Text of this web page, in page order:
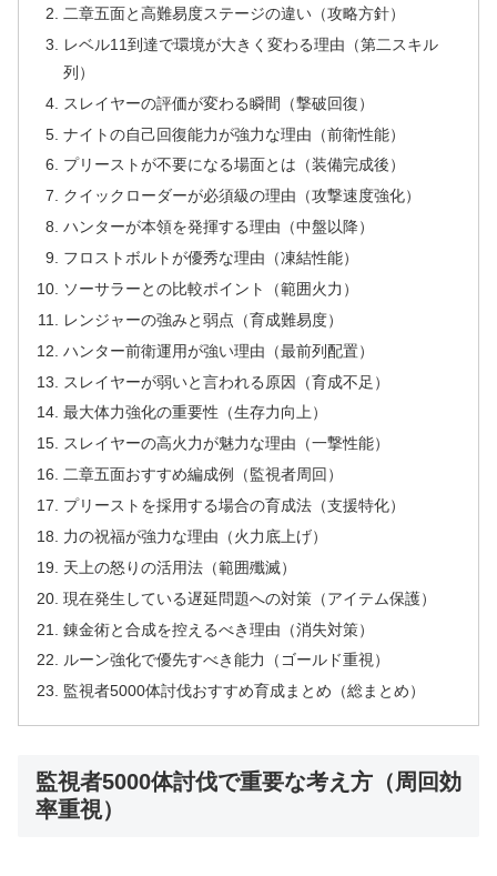
二章五面と高難易度ステージの違い（攻略方針）
レベル11到達で環境が大きく変わる理由（第二スキル
列）
スレイヤーの評価が変わる瞬間（撃破回復）
ナイトの自己回復能力が強力な理由（前衛性能）
プリーストが不要になる場面とは（装備完成後）
クイックローダーが必須級の理由（攻撃速度強化）
ハンターが本領を発揮する理由（中盤以降）
フロストボルトが優秀な理由（凍結性能）
ソーサラーとの比較ポイント（範囲火力）
レンジャーの強みと弱点（育成難易度）
ハンター前衛運用が強い理由（最前列配置）
スレイヤーが弱いと言われる原因（育成不足）
最大体力強化の重要性（生存力向上）
スレイヤーの高火力が魅力な理由（一撃性能）
二章五面おすすめ編成例（監視者周回）
プリーストを採用する場合の育成法（支援特化）
力の祝福が強力な理由（火力底上げ）
天上の怒りの活用法（範囲殲滅）
現在発生している遅延問題への対策（アイテム保護）
錬金術と合成を控えるべき理由（消失対策）
ルーン強化で優先すべき能力（ゴールド重視）
監視者5000体討伐おすすめ育成まとめ（総まとめ）
監視者5000体討伐で重要な考え方（周回効
率重視）